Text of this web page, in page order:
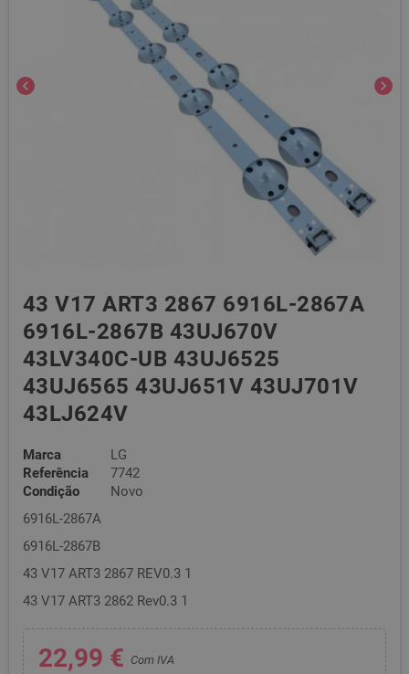
chevron_left chevron_right
43 V17 ART3 2867 6916L-2867A
6916L-2867B 43UJ670V
43LV340C-UB 43UJ6525
43UJ6565 43UJ651V 43UJ701V
43LJ624V
Marca
LG
Referência
7742
Condição
Novo
6916L-2867A
6916L-2867B
43 V17 ART3 2867 REV0.3 1
43 V17 ART3 2862 Rev0.3 1
22,99 € Com IVA